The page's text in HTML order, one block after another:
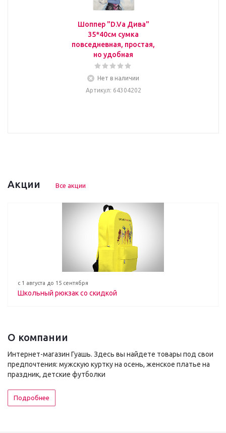
Шоппер "D.Va Дива"
35*40см сумка
повседневная, простая,
но удобная
Нет в наличии
Артикул: 64304202
Акции Все акции
с 1 августа до 15 сентября
Школьный рюкзак со скидкой
О компании
Интернет-магазин Гуашь. Здесь вы найдете товары под свои
предпочтения: мужскую куртку на осень, женское платье на
праздник, детские футболки
Подробнее